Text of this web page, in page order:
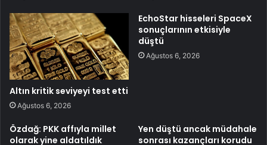
Altın kritik seviyeyi test etti
Ağustos 6, 2026
EchoStar hisseleri SpaceX
sonuçlarının etkisiyle
düştü
Ağustos 6, 2026
Özdağ: PKK affıyla millet
olarak yine aldatıldık
Yen düştü ancak müdahale
sonrası kazançları korudu